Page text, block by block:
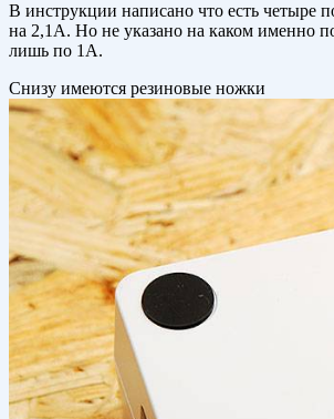
В инструкции написано что есть четыре
на 2,1А. Но не указано на каком именно
лишь по 1А.
Снизу имеются резиновые ножки